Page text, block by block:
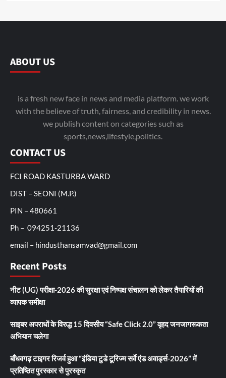
ABOUT US
is a fresh new face in news and media platform. we work
with the believe of truth, fairness, and credibility in news.
we publish content on categories such as
sports,news,lifestyle,politics.
CONTACT US
FCI ROAD KASTURBA WARD
DIST – SEONI (M.P.)
PIN – 480661
Ph – 094251-21136
email – hindusthansamvad@gmail.com
Recent Posts
नीट (UG) परीक्षा-2026 की सुरक्षा एवं निष्पक्ष संचालन को लेकर तैयारियों की
व्यापक समीक्षा
साइबर अपराधों के विरुद्ध 15 दिवसीय “Safe Click 2.0” वृहद जनजागरूकता
अभियान चलेगा
बाँधवगढ़ टाइगर रिजर्व हुआ “इंडिया टुडे टूरिज्म सर्वे एंड अवार्ड्स-2026” में
प्रतिष्ठित पुरस्कार से पुरस्कृत